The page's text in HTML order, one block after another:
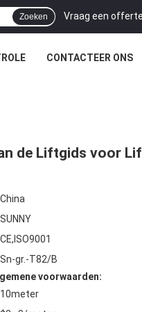
Vraag een
Zoeken
CONTACTEER ONS
de Liftgids voor
China
SUNNY
CE,ISO9001
Sn-gr.-T82/B
voorwaarden:
10meter